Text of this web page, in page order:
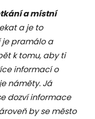
a místní
a je to
je pramálo a
k tomu, aby ti
informací o
náměty. Já
dozví informace
by se město